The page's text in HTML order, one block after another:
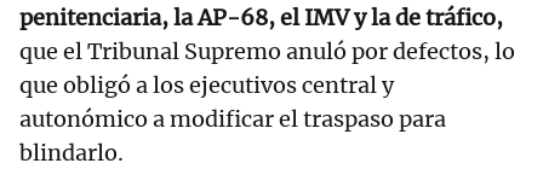
penitenciaria, la AP-68, el IMV y la de tráfico,
que el Tribunal Supremo anuló por defectos, lo
que obligó a los ejecutivos central y
autonómico a modificar el traspaso para
blindarlo.